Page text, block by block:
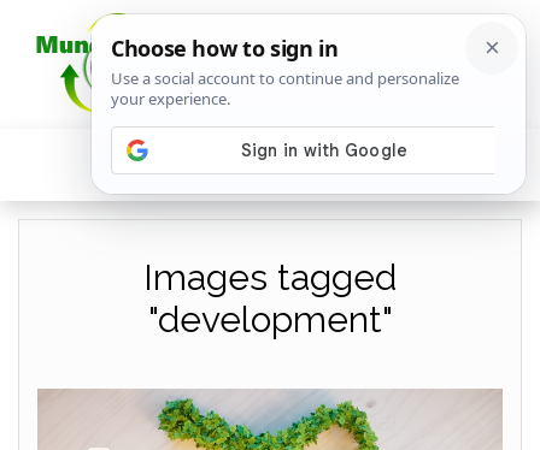
Images tagged
"development"